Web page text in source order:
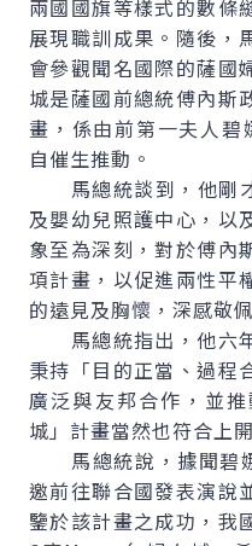
兩國國旗等樣式的數條
展現職訓成果。隨後，
會參觀聞名國際的薩國
城是薩國前總統傅內斯
畫，係由前第一夫人
自催生推動。
馬總統談到，他剛
及嬰幼兒照護中心，以
象至為深刻，對於傅內
項計畫，以促進兩性平
的遠見及胸懷，深感敬
馬總統指出，他六
秉持「目的正當、過程
廣泛與友邦合作，並
城」計畫當然也符合上
馬總統說，據聞碧
邀前往聯合國發表演說
鑒於該計畫之成功，我